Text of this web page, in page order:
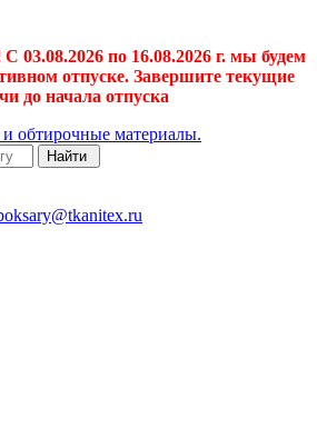
03.08.2026 по 16.08.2026 г. мы будем
отпуске. Завершите текущие
до начала отпуска
Найти